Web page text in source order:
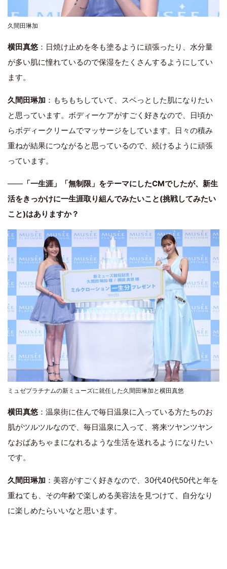
久間田琳加
横田真悠 ：日焼け止めを冬も塗るように頑張ったり、水分量
が多い肌に憧れているので保湿をたくさんするようにしてい
ます。
久間田琳加 ：もちもちしていて、スベっとした肌になりたい
と思っています。ボディーケアがすごく好きなので、日頃か
らボディークリームでマッサージをしています。日々の積み
重ねが結果につながると思っているので、続けるように頑張
っています。
―― 「一生涯」「無制限」をテーマにしたCMでしたが、新生
活をきっかけに一生涯取り組んでみたいこと(挑戦してみたい
こと)はありますか？
ミュゼプラチナムの新ミューズに就任した久間田琳加と横田真悠
横田真悠 ：温泉街に住んで毎日温泉に入っている方たちのお
肌がツルツルなので、毎日温泉に入って、将来ツヤンツヤン
なおばあちゃまになれるような生活を送れるようになりたい
です。
久間田琳加 ：美容がすごく好きなので、30代40代50代と年を
重ねても、その年齢で楽しめる美容法を見つけて、自分なり
に楽しめたらいいなと思います。